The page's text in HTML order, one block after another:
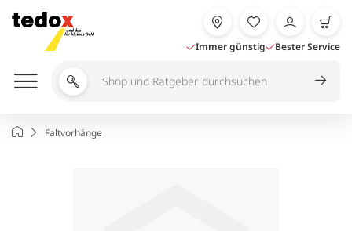
Inhalt
springen
Immer günstig Bester Service
Shop
durchsuchen
StartseiteFaltvorhänge